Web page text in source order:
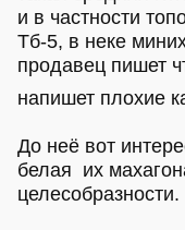
и в частности
Тб-5, в неке
продавец пишет
напишет плохие
До неё вот
белая их
целесобразности.